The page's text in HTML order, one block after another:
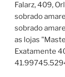
Falarz, 409,
sobrado
sobrado
as lojas
Exatamente